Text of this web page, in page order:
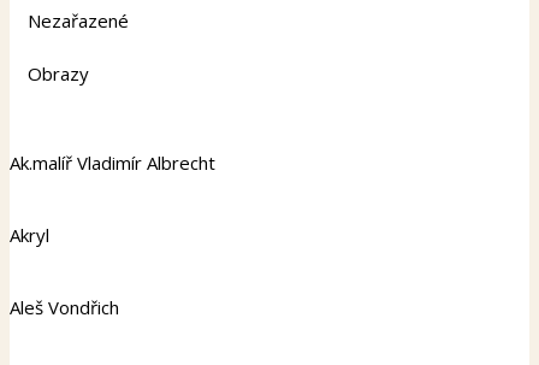
Nezařazené
Obrazy
Ak.malíř Vladimír Albrecht
Akryl
Aleš Vondřich